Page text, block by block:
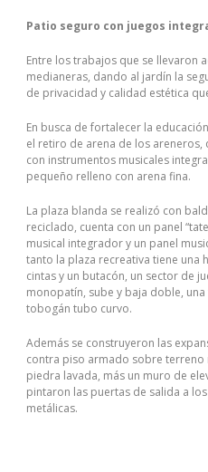
Patio seguro con juegos
Entre los trabajos que se llevaron
medianeras, dando al jardín la
de privacidad y calidad estética
En busca de fortalecer la
el retiro de arena de los
con instrumentos musicales
pequeño relleno con arena fina.
La plaza blanda se realizó con
reciclado, cuenta con un panel
musical integrador y un panel
tanto la plaza recreativa tiene una
cintas y un butacón, un sector de
monopatín, sube y baja doble,
tobogán tubo curvo.
Además se construyeron las
contra piso armado sobre
piedra lavada, más un muro de
pintaron las puertas de salida a
metálicas.